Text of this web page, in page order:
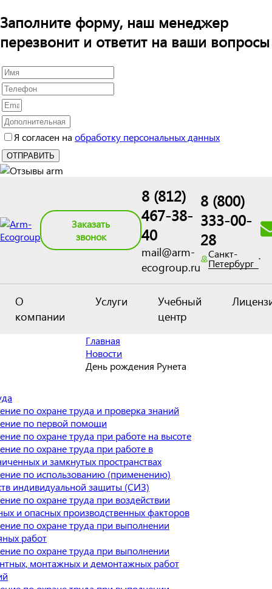
Заполните форму, наш менеджер
перезвонит и ответит на ваши вопросы
Я согласен на обработку персональных данных
Заказать
звонок
8 (812)
467-38-
40
mail@arm-
ecogroup.ru
8 (800)
333-00-
28
Санкт-
Петербург
О
компании
Услуги
Учебный
центр
Главная
Новости
День рождения Рунета
по охране труда и проверка знаний
по первой помощи
по охране труда при работе на высоте
по охране труда при работе в
и замкнутых пространствах
по использованию (применению)
индивидуальной защиты (СИЗ)
по охране труда при воздействии
и опасных производственных факторов
по охране труда при выполнении
работ
по охране труда при выполнении
монтажных и демонтажных работ